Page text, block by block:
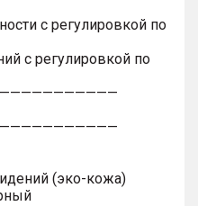
с регулировкой по
с регулировкой по
(эко-кожа)